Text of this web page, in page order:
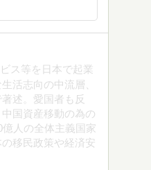
ス等を日本で起業
活志向の中流層、
述。愛国者も反
国資産移動の為の
人の全体主義国家
移民政策や経済安